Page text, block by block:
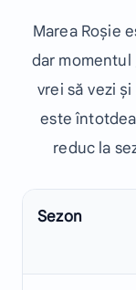
Marea Roșie
dar momentul
vrei să vezi
este
reduc la
Sezon